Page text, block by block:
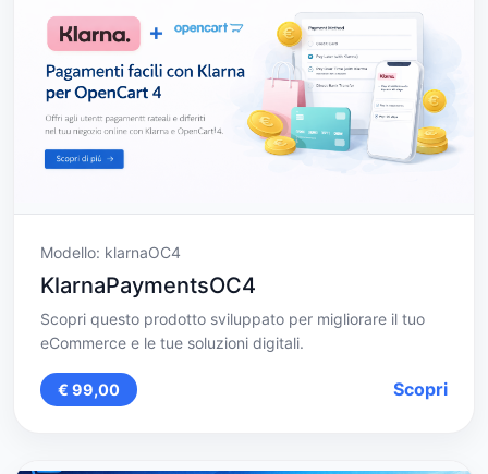
Modello: klarnaOC4
KlarnaPaymentsOC4
Scopri questo prodotto sviluppato per migliorare il tuo
eCommerce e le tue soluzioni digitali.
€ 99,00 Scopri